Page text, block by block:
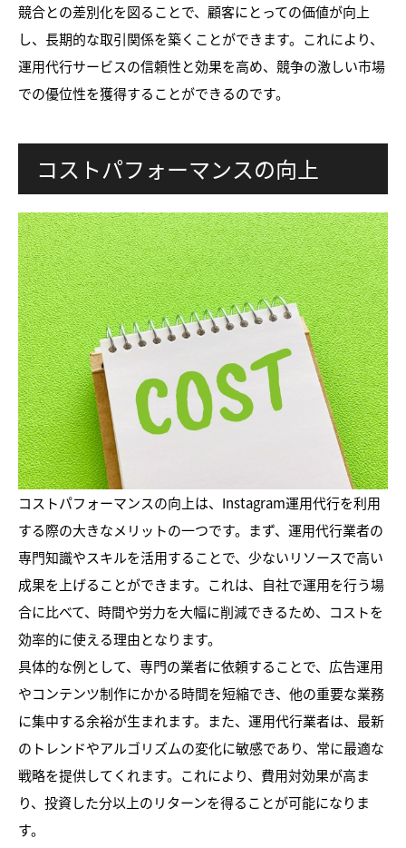
競合との差別化を図ることで、顧客にとっての価値が向上
し、長期的な取引関係を築くことができます。これにより、
運用代行サービスの信頼性と効果を高め、競争の激しい市場
での優位性を獲得することができるのです。
コストパフォーマンスの向上
コストパフォーマンスの向上は、Instagram運用代行を利用
する際の大きなメリットの一つです。まず、運用代行業者の
専門知識やスキルを活用することで、少ないリソースで高い
成果を上げることができます。これは、自社で運用を行う場
合に比べて、時間や労力を大幅に削減できるため、コストを
効率的に使える理由となります。
具体的な例として、専門の業者に依頼することで、広告運用
やコンテンツ制作にかかる時間を短縮でき、他の重要な業務
に集中する余裕が生まれます。また、運用代行業者は、最新
のトレンドやアルゴリズムの変化に敏感であり、常に最適な
戦略を提供してくれます。これにより、費用対効果が高ま
り、投資した分以上のリターンを得ることが可能になりま
す。